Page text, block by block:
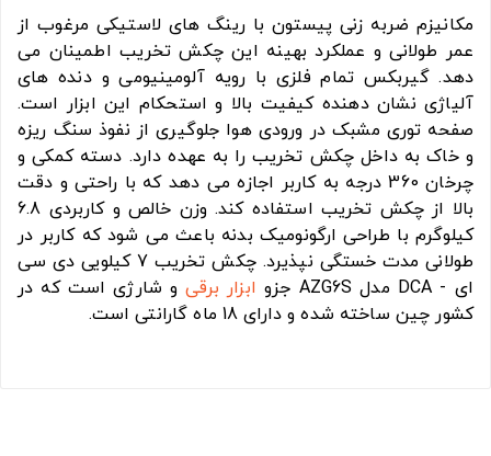
مکانیزم ضربه زنی پیستون با رینگ های لاستیکی مرغوب از
عمر طولانی و عملکرد بهینه این چکش تخریب اطمینان می
دهد. گیربکس تمام فلزی با رویه آلومینیومی و دنده های
آلیاژی نشان دهنده کیفیت بالا و استحکام این ابزار است.
صفحه توری مشبک در ورودی هوا جلوگیری از نفوذ سنگ ریزه
و خاک به داخل چکش تخریب را به عهده دارد. دسته کمکی و
چرخان 360 درجه به کاربر اجازه می دهد که با راحتی و دقت
بالا از چکش تخریب استفاده کند. وزن خالص و کاربردی 6.8
کیلوگرم با طراحی ارگونومیک بدنه باعث می شود که کاربر در
طولانی مدت خستگی نپذیرد. چکش تخریب 7 کیلویی دی سی
ای - DCA مدل AZG6S جزو
ابزار برقیو شارژی است که در
کشور چین ساخته شده و دارای 18 ماه گارانتی است.